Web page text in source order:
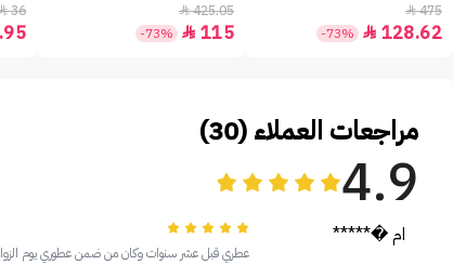
475

128.62

-73%
425.05

115

-73%
36
مراجعات العملاء (30)
4.9
ام �*****
عطري قبل عشر سنوات وكان من ضمن عطوري يوم